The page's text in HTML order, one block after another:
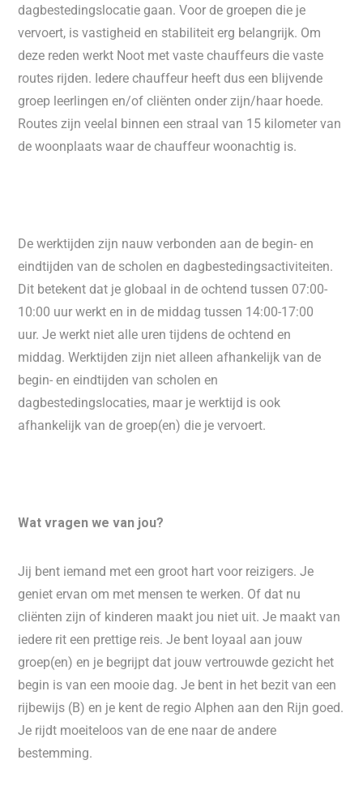
dagbestedingslocatie gaan. Voor de groepen die je
vervoert, is vastigheid en stabiliteit erg belangrijk. Om
deze reden werkt Noot met vaste chauffeurs die vaste
routes rijden. Iedere chauffeur heeft dus een blijvende
groep leerlingen en/of cliënten onder zijn/haar hoede.
Routes zijn veelal binnen een straal van 15 kilometer van
de woonplaats waar de chauffeur woonachtig is.
De werktijden zijn nauw verbonden aan de begin- en
eindtijden van de scholen en dagbestedingsactiviteiten.
Dit betekent dat je globaal in de ochtend tussen 07:00-
10:00 uur werkt en in de middag tussen 14:00-17:00
uur. Je werkt niet alle uren tijdens de ochtend en
middag.Werktijden zijn niet alleen afhankelijk van de
begin- en eindtijden van scholen en
dagbestedingslocaties, maar je werktijd is ook
afhankelijk van de groep(en) die je vervoert.
Wat vragen we van jou?
Jij bent iemand met een groot hart voor reizigers. Je
geniet ervan om met mensen te werken. Of dat nu
cliënten zijn of kinderen maakt jou niet uit. Je maakt van
iedere rit een prettige reis. Je bent loyaal aan jouw
groep(en) en je begrijpt dat jouw vertrouwde gezicht het
begin is van een mooie dag. Je bent in het bezit van een
rijbewijs (B) en je kent de regio Alphen aan den Rijn goed.
Je rijdt moeiteloos van de ene naar de andere
bestemming.